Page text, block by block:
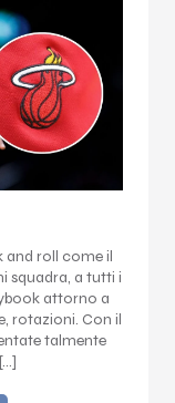
and roll come il
squadra, a tutti i
attorno a
rotazioni. Con il
talmente